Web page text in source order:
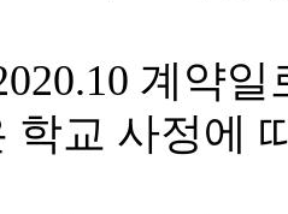
계약
교 사정에